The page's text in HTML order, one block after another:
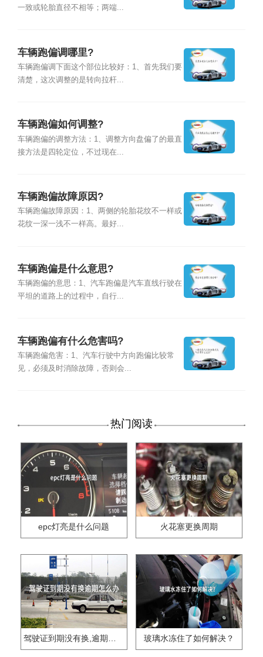
一致或轮胎直径不相等；两端...
车辆跑偏调哪里?
车辆跑偏调下面这个部位比较好：1、首先我们要
清楚，这次调整的是转向拉杆...
车辆跑偏如何调整?
车辆跑偏的调整方法：1、调整方向盘偏了的最直
接方法是四轮定位，不过现在...
车辆跑偏故障原因?
车辆跑偏故障原因：1、两侧的轮胎花纹不一样或
花纹一深一浅不一样高。最好...
车辆跑偏是什么意思?
车辆跑偏的意思：1、汽车跑偏是汽车直线行驶在
平坦的道路上的过程中，自行...
车辆跑偏有什么危害吗?
车辆跑偏危害：1、汽车行驶中方向跑偏比较常
见，必须及时消除故障，否则会...
热门阅读
epc灯亮是什么问题 火花塞更换周期
驾驶证到期没有换,逾期怎么办?? 玻璃水冻住了如何解决？